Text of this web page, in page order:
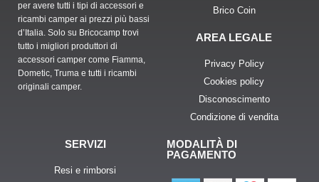
per avere tutti i tipi di accessori e
ricambi camper ai prezzi più bassi
d’Italia. Solo su Bricocamp trovi
tutto i migliori produttori di
accessori camper come Fiamma,
Dometic, Truma e tutti i ricambi
originali camper.
Brico Coin
AREA LEGALE
Privacy Policy
Cookies policy
Disconoscimento
Condizione di vendita
SERVIZI
Resi e rimborsi
MODALITÀ DI
PAGAMENTO